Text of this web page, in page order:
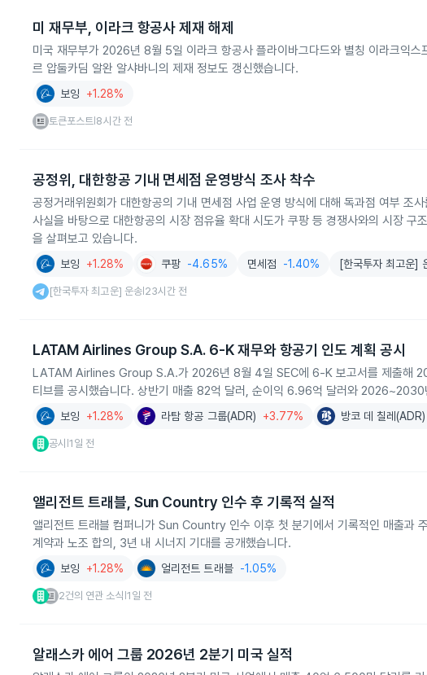
미 재무부, 이라크 항공사 제재 해제
미국 재무부가 2026년 8월 5일 이라크 항공사 플라이바그다드와 별칭 이라크익
르 압둘카딤 알완 알샤바니의 제재 정보도 갱신했습니다.
보잉 +1.28%
토큰포스트 8시간 전
공정위, 대한항공 기내 면세점 운영방식 조사 착수
공정거래위원회가 대한항공의 기내 면세점 사업 운영 방식에 대해 독과점 여부 조
사실을 바탕으로 대한항공의 시장 점유율 확대 시도가 쿠팡 등 경쟁사와의 시장 구
을 살펴보고 있습니다.
보잉 +1.28% 쿠팡 -4.65% 면세점 -1.40% [한국투자 최고운]
[한국투자 최고운] 운송| 23시간 전
LATAM Airlines Group S.A. 6‑K 재무와 항공기 인도 계획 공시
LATAM Airlines Group S.A.가 2026년 8월 4일 SEC에 6‑K 보고서를 제출해
티브를 공시했습니다. 상반기 매출 82억 달러, 순이익 6.96억 달러와 2026~2030
보잉 +1.28% 라탐 항공 그룹(ADR) +3.77% 방코 데 칠레(ADR)
공시 |1일 전
앨리전트 트래블, Sun Country 인수 후 기록적 실적
앨리전트 트래블 컴퍼니가 Sun Country 인수 이후 첫 분기에서 기록적인 매출
계약과 노조 합의, 3년 내 시너지 기대를 공개했습니다.
보잉 +1.28% 얼리전트 트래블 -1.05%
2건의 연관 소식 1일 전
알래스카 에어 그룹 2026년 2분기 미국 실적